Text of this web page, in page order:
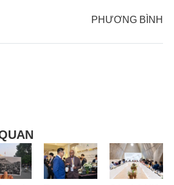
PHƯƠNG BÌNH